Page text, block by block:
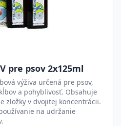
pre psov 2x125ml
výživa určená pre psov,
a pohyblivosť. Obsahuje
zložky v dvojitej koncentrácii.
na udržanie